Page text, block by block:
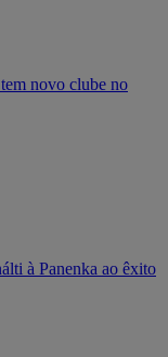
novo clube no
à Panenka ao êxito